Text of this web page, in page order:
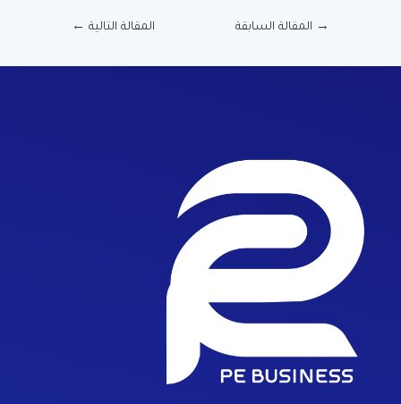
→ المقالة السابقة المقالة التالية ←